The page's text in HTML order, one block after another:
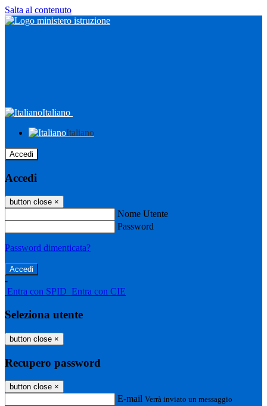
Salta al contenuto
Italiano
Italiano
Accedi
Accedi
button close ×
Nome Utente
Password
Password dimenticata?
-
Entra con SPID Entra con CIE
Seleziona utente
button close ×
Recupero password
button close ×
E-mail Verrà inviato un messaggio